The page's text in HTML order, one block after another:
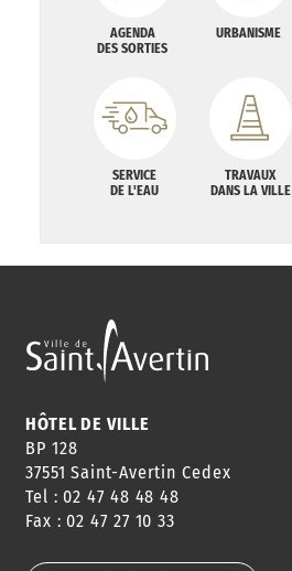
AGENDA
DES SORTIES
URBANISME
SERVICE
DE L'EAU
TRAVAUX
DANS LA VILLE
HÔTEL DE VILLE
BP 128
37551 Saint-Avertin Cedex
Tel : 02 47 48 48 48
Fax : 02 47 27 10 33